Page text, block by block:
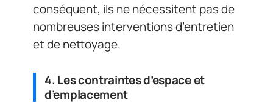
conséquent, ils ne nécessitent pas de
nombreuses interventions d’entretien
et de nettoyage.
4. Les contraintes d’espace et
d’emplacement